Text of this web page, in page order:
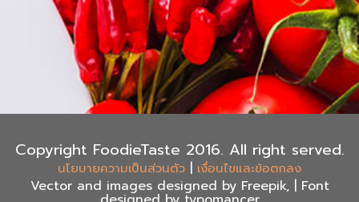
Copyright FoodieTaste 2016. All right served.
นโยบายความเป็นส่วนตัว | เงื่อนไขและข้อตกลง
Vector and images designed by Freepik, | Font